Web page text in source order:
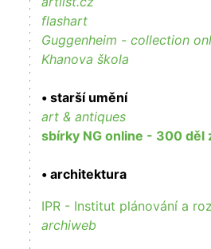
flashart
Guggenheim - collection
Khanova škola
• starší umění
art & antiques
sbírky NG online - 300 děl
• architektura
IPR - Institut plánování a
archiweb